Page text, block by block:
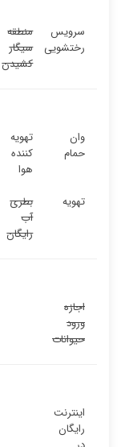
سرویس
رختشویی
منطقه
سیگار
کشیدن
وان
حمام
تهویه
کننده
هوا
تهویه
بطری
آب
رایگان
اجازه
ورود
حیوانات
اینترنت
رایگان